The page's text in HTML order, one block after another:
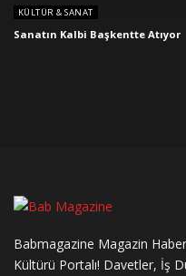
KÜLTÜR & SANAT
Sanatın Kalbi Başkentte Atıyor
Babmagazine Magazin
Kültürü Portalı! Davetler, İş